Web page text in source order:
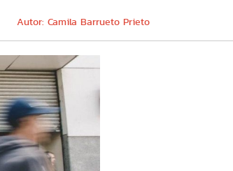
Autor: Camila Barrueto Prieto